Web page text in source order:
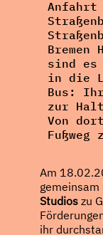
Anfahrt
Bremen
sind es
in die
Bus:
zur
Von
Am
Studioszu
ihr